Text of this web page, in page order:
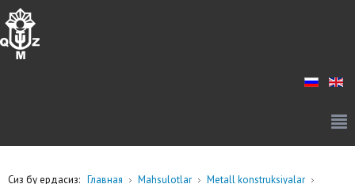
Сиз бу ердасиз: Главная Mahsulotlar
Metall konstruksiyalar